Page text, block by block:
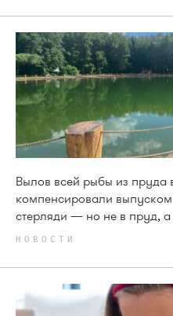
Вылов всей рыбы из пруда
компенсировали выпуском
стерляди — но не в пруд,
НОВОСТИ